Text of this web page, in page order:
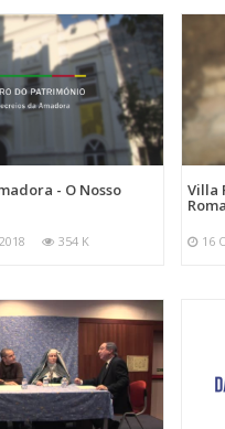
- O Nosso
354 K
Villa
16